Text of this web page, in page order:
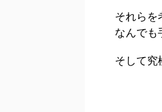
それらを
なんでも
そして究